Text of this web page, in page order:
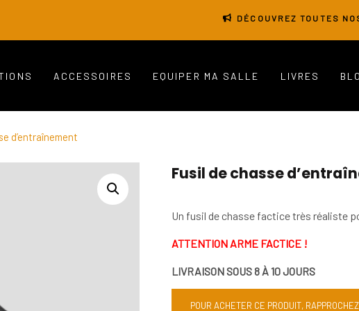
DÉCOUVREZ TOUTES
ACCESSOIRES EQUIPER MA SALLE LIVRES
d’entraînement
Fusil de chasse
Un fusil de chasse factice très réaliste
ATTENTION ARME FACTICE !
LIVRAISON SOUS 8 À 10 JOURS
POUR ACHETER CE PRODUIT,